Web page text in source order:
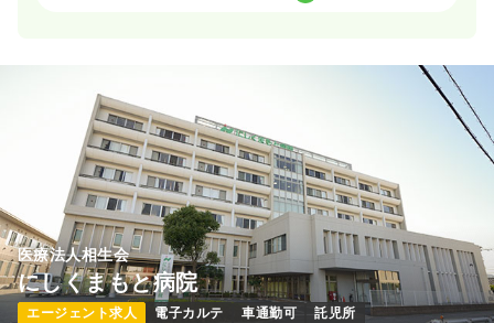
※一例
8:30～17:30（休憩60分）
4週8休以上
月給30万円以上可
気になる 詳細を見る
医療法人相生会
にしくまもと病院
エージェント求人 電子カルテ 車通勤可 託児所